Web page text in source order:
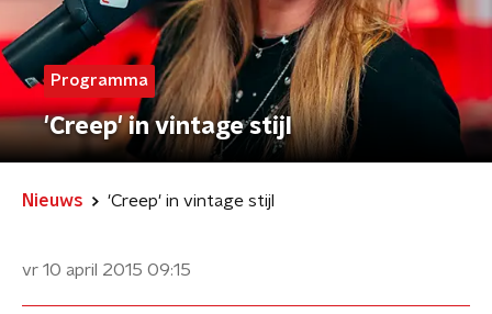
Programma
'Creep' in vintage stijl
Nieuws 'Creep' in vintage stijl
vr 10 april 2015 09:15